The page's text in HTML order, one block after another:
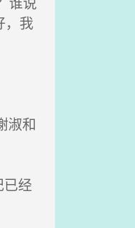
，我
淑和
经